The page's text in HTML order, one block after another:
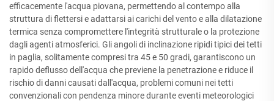
efficacemente l'acqua piovana, permettendo al contempo alla
struttura di flettersi e adattarsi ai carichi del vento e alla dilatazione
termica senza compromettere l'integrità strutturale o la protezione
dagli agenti atmosferici. Gli angoli di inclinazione ripidi tipici dei tetti
in paglia, solitamente compresi tra 45 e 50 gradi, garantiscono un
rapido deflusso dell'acqua che previene la penetrazione e riduce il
rischio di danni causati dall'acqua, problemi comuni nei tetti
convenzionali con pendenza minore durante eventi meteorologici